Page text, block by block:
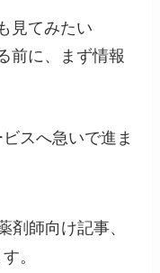
見てみたい
前に、まず情報
スへ急いで進ま
剤師向け記事、
。